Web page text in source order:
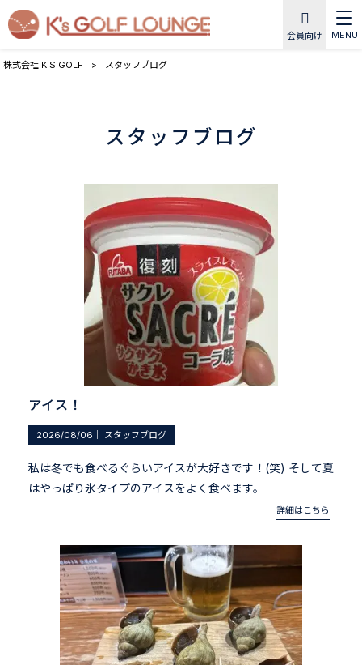
会員向け MENU
株式会社 K'S GOLF > スタッフブログ
スタッフブログ
アイス！
2026/08/06 スタッフブログ
私は冬でも食べるぐらいアイスが大好きです！(笑) そして夏
はやっぱり氷タイプのアイスをよく食べます。
詳細はこちら